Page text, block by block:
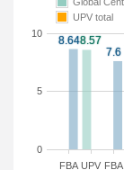
FBA FBA
UPV
0
5
10
UPV total